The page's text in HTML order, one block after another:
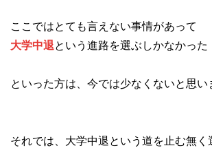
ここではとても言えない事情があって
大学中退という進路を選ぶしかなかった
といった方は、今では少なくないと思い
それでは、大学中退という道を止む無く